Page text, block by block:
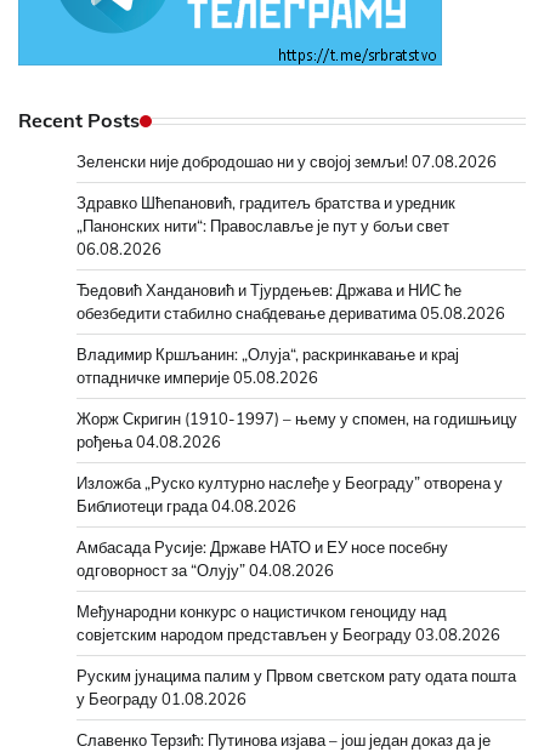
Recent Posts
Зеленски није добродошао ни у својој земљи!07.08.2026
Здравко Шћепановић, градитељ братства и уредник
„Панонских нити“: Православље је пут у бољи свет
06.08.2026
Ђедовић Хандановић и Тјурдењев: Држава и НИС ће
обезбедити стабилно снабдевање дериватима05.08.2026
Владимир Кршљанин: „Олуја“, раскринкавање и крај
отпадничке империје05.08.2026
Жорж Скригин (1910-1997) – њему у спомен, на годишњицу
рођења04.08.2026
Изложба „Руско културно наслеђе у Београду” отворена у
Библиотеци града04.08.2026
Амбасада Русије: Државе НАТО и ЕУ носе посебну
одговорност за “Олују”04.08.2026
Међународни конкурс о нацистичком геноциду над
совјетским народом представљен у Београду03.08.2026
Руским јунацима палим у Првом светском рату одата пошта
у Београду01.08.2026
Славенко Терзић: Путинова изјава – још један доказ да је